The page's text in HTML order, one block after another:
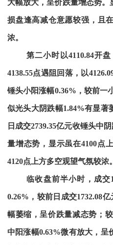
大幅放大，呈价跌量增态势。
损盘逢高减仓意愿较强，且
浓。
第二小时以4110.84开
4138.55点遇阻回落，以
锤头小阳涨幅0.36%，较前一
似光头大阴跌幅1.84%有显著
日成交2739.35亿元收锤头中
量增态势，显示虽在4100点
4120点上方多空观望气氛较浓。
临收盘前半小时，成交
0.26%，较前日成交1732.08
幅萎缩，呈价跌量减态势；
中阳涨幅0.63%微有放大，呈